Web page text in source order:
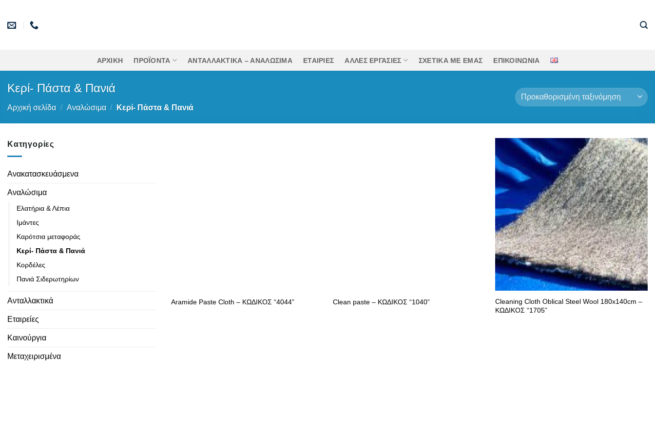
περιεχόμενο
ΑΡΧΙΚΉ ΠΡΟΪΟΝΤΑ ΑΝΤΑΛΛΑΚΤΙΚΑ – ΑΝΑΛΩΣΙΜΑ ΕΤΑΙΡΙΕΣ ΆΛΛΕΣ ΕΡΓΑΣΊΕΣ ΣΧΕΤΙΚΆ ΜΕ ΕΜΆΣ ΕΠΙΚΟΙΝΩΝΊΑ
Κερί- Πάστα & Πανιά
Αρχική σελίδα / Αναλώσιμα / Κερί- Πάστα & Πανιά
Κατηγορίες
Ανακατασκευάσμενα
Αναλώσιμα
Ελατήρια & Λέπια
Ιμάντες
Καρότσια μεταφοράς
Κερί- Πάστα & Πανιά
Κορδέλες
Πανιά Σιδερωτηρίων
Ανταλλακτικά
Εταιρείες
Καινούργια
Μεταχειρισμένα
Aramide Paste Cloth – ΚΩΔΙΚΟΣ “4044” Clean paste – ΚΩΔΙΚΟΣ “1040”
Cleaning Cloth Oblical Steel Wool 180x140cm –
ΚΩΔΙΚΟΣ “1705”